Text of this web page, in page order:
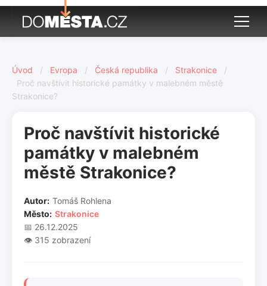
Úvod / Evropa / Česká republika / Strakonice
/
Proč navštívit historické památky v malebném městě
Strakonice?
Proč navštívit historické
památky v malebném
městě Strakonice?
Autor: Tomáš Rohlena
Město: Strakonice
📅 26.12.2025
👁️ 315 zobrazení